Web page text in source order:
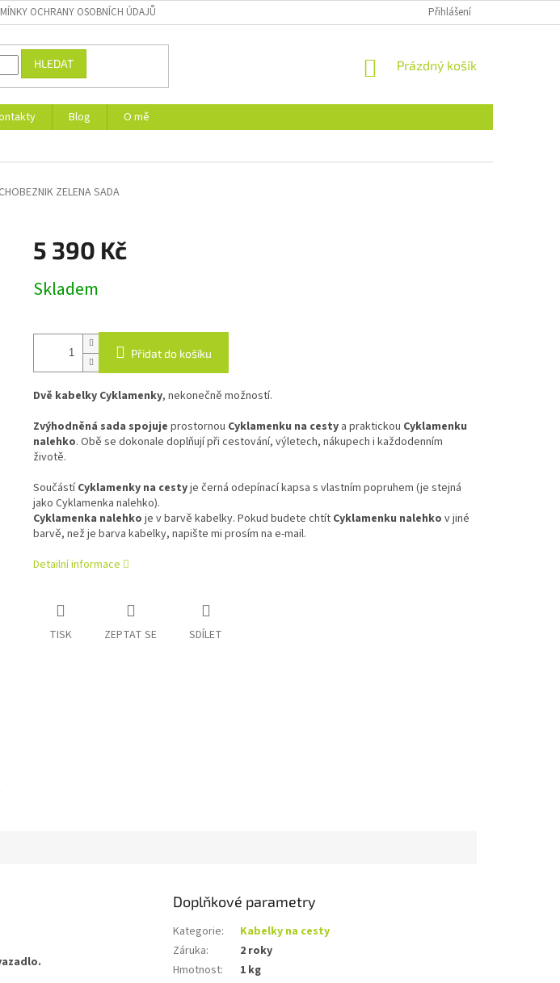
OCHRANY OSOBNÍCH ÚDAJŮ Přihlášení
HLEDAT
NÁKUPNÍ
Prázdný košík
Blog
O mě
ZELENA SADA
5 390 Kč
cena:
Skladem
Přidat do košíku
Dvě kabelky Cyklamenky, nekonečně možností.
Zvýhodněná sada spojuje prostornou Cyklamenku na cesty a praktickou Cyklamenku
nalehko. Obě se dokonale doplňují při cestování, výletech, nákupech i každodenním
životě.
SoučástíCyklamenky na cestyje černá odepínací kapsa s vlastním popruhem (je stejná
jako Cyklamenka nalehko).
Cyklamenka nalehko je v barvě kabelky. Pokud budete chtít Cyklamenku nalehko v jiné
barvě, než je barva kabelky, napište mi prosím na e-mail.
Detailní informace
TISK ZEPTAT SE SDÍLET
Doplňkové parametry
Kategorie:
Kabelky na cesty
Záruka:
2 roky
Hmotnost: 1 kg